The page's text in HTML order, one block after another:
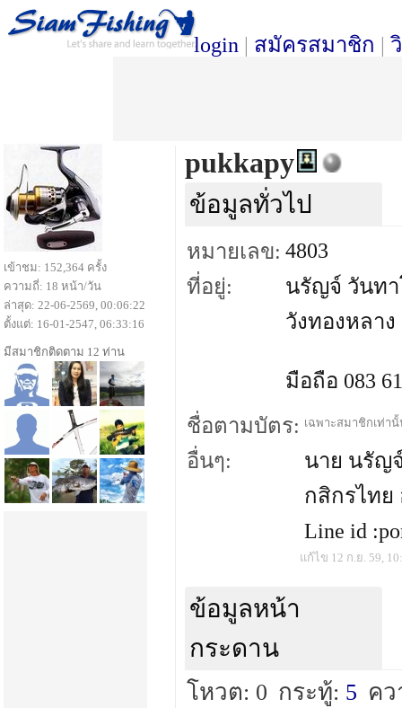
login | สมัครสมาชิก |
pukkapy
ข้อมูลทั่วไป
หมายเลข: 4803
ที่อยู่:
นรัญจ์ วันทา
วังทองหลาง
มือถือ 083
ชื่อตามบัตร: เฉพาะสมาชิกเท่า
อื่นๆ:
นาย นรัญ
กสิกรไทย
Line id
แก้ไข 12 ก.ย. 59,
ข้อมูลหน้า
กระดาน
โหวต: 0 กระทู้: 5 ค
เข้าชม: 152,364 ครั้ง
ความถี่: 18 หน้า/วัน
ล่าสุด: 22-06-2569, 00:06:22
ตั้งแต่: 16-01-2547, 06:33:16
มีสมาชิกติดตาม 12 ท่าน